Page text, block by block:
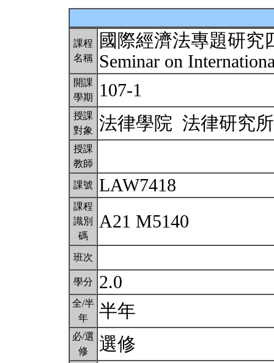
課程
名稱
國際經濟法專題研究
Seminar on
開課
學期
107-1
授課
對象
法律學院 法律研究
授課
教師
課號 LAW7418
課程
識別
碼
A21 M5140
班次
學分 2.0
全/半
年
半年
必/選
修
選修